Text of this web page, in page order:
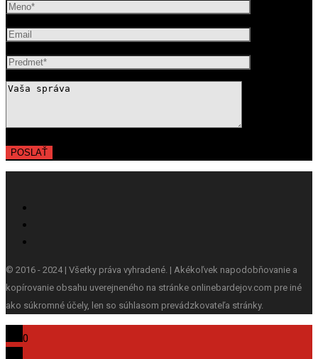
© 2016 - 2024 | Všetky práva vyhradené. | Akékoľvek napodobňovanie a
kopírovanie obsahu uverejneného na stránke onlinebardejov.com pre iné
ako súkromné účely, len so súhlasom prevádzkovateľa stránky.
0